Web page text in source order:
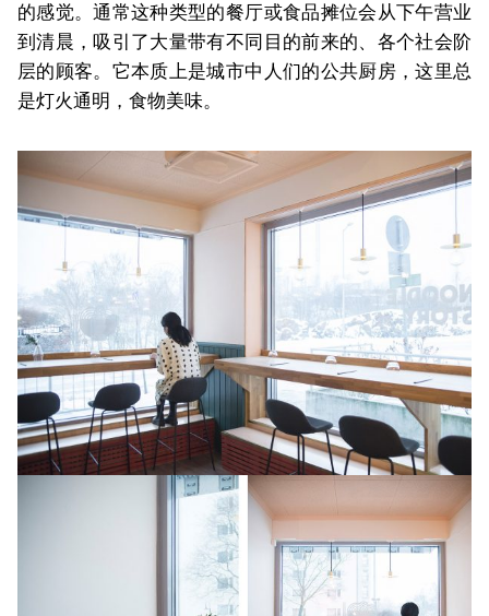
的感觉。通常这种类型的餐厅或食品摊位会从下午营业
到清晨，吸引了大量带有不同目的前来的、各个社会阶
层的顾客。它本质上是城市中人们的公共厨房，这里总
是灯火通明，食物美味。